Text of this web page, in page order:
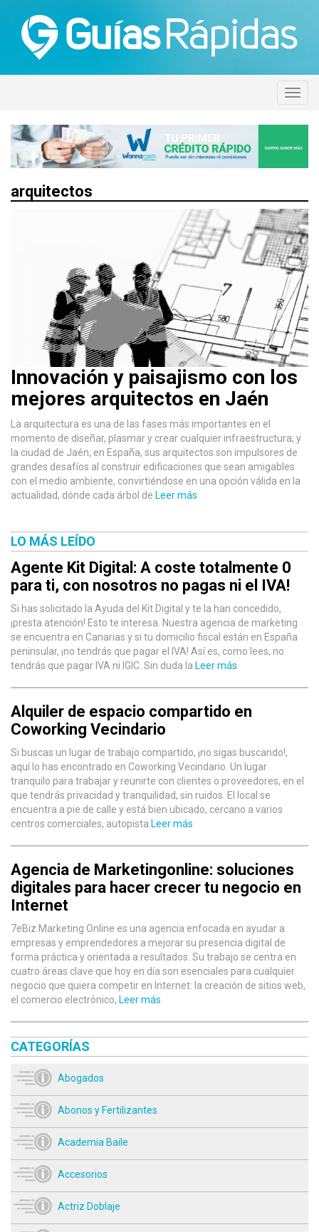
arquitectos
Innovación y paisajismo con los
mejores arquitectos en Jaén
La arquitectura es una de las fases más importantes en el
momento de diseñar, plasmar y crear cualquier infraestructura; y
la ciudad de Jaén, en España, sus arquitectos son impulsores de
grandes desafíos al construir edificaciones que sean amigables
con el medio ambiente, convirtiéndose en una opción válida en la
actualidad, dónde cada árbol de Leer más
LO MÁS LEÍDO
Agente Kit Digital: A coste totalmente 0
para ti, con nosotros no pagas ni el IVA!
Si has solicitado la Ayuda del Kit Digital y te la han concedido,
¡presta atención! Esto te interesa. Nuestra agencia de marketing
se encuentra en Canarias y si tu domicilio fiscal están en España
peninsular, ¡no tendrás que pagar el IVA! Así es, como lees, no
tendrás que pagar IVA ni IGIC. Sin duda la Leer más
Alquiler de espacio compartido en
Coworking Vecindario
Si buscas un lugar de trabajo compartido, ¡no sigas buscando!,
aquí lo has encontrado en Coworking Vecindario. Un lugar
tranquilo para trabajar y reunirte con clientes o proveedores, en el
que tendrás privacidad y tranquilidad, sin ruidos. El local se
encuentra a pie de calle y está bien ubicado, cercano a varios
centros comerciales, autopista Leer más
Agencia de Marketingonline: soluciones
digitales para hacer crecer tu negocio en
Internet
7eBiz Marketing Online es una agencia enfocada en ayudar a
empresas y emprendedores a mejorar su presencia digital de
forma práctica y orientada a resultados. Su trabajo se centra en
cuatro áreas clave que hoy en día son esenciales para cualquier
negocio que quiera competir en Internet: la creación de sitios web,
el comercio electrónico, Leer más
CATEGORÍAS
Abogados
Abonos y Fertilizantes
Academia Baile
Accesorios
Actriz Doblaje